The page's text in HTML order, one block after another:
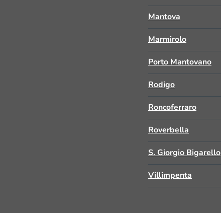
Mantova
Marmirolo
Porto Mantovano
Rodigo
Roncoferraro
Roverbella
S. Giorgio Bigarello
Villimpenta